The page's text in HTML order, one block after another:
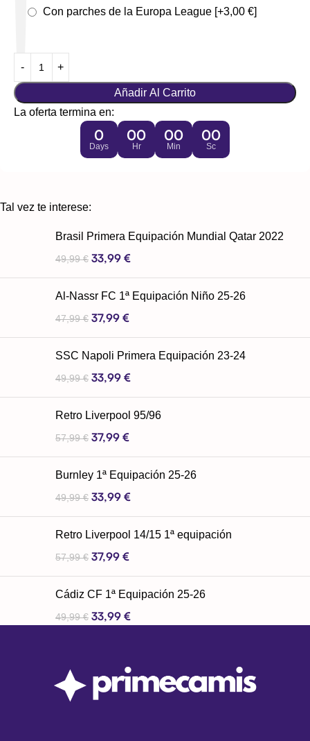
Con parches de la Europa League [+3,00 €]
Añadir Al Carrito
La oferta termina en:
0
Days
00
Hr
00
Min
00
Sc
Tal vez te interese:
Brasil Primera Equipación Mundial Qatar 2022
49,99€ 33,99 €
Al-Nassr FC 1ª Equipación Niño 25-26
47,99€ 37,99 €
SSC Napoli Primera Equipación 23-24
49,99€ 33,99 €
Retro Liverpool 95/96
57,99€ 37,99 €
Burnley 1ª Equipación 25-26
49,99€ 33,99 €
Retro Liverpool 14/15 1ª equipación
57,99€ 37,99 €
Cádiz CF 1ª Equipación 25-26
49,99€ 33,99 €